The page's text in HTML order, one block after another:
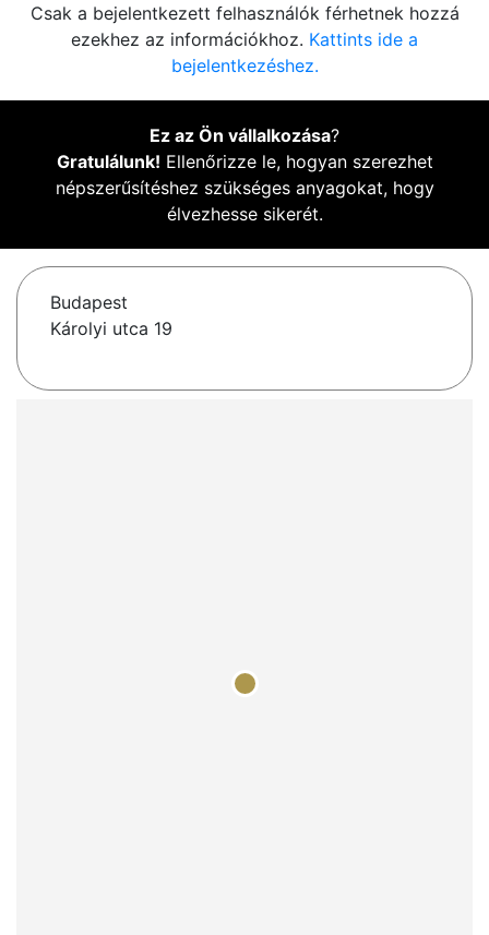
Csak a bejelentkezett felhasználók férhetnek hozzá
ezekhez az információkhoz. Kattints ide a
bejelentkezéshez.
Ez az Ön vállalkozása?
Gratulálunk! Ellenőrizze le, hogyan szerezhet
népszerűsítéshez szükséges anyagokat, hogy
élvezhesse sikerét.
Budapest
Károlyi utca 19